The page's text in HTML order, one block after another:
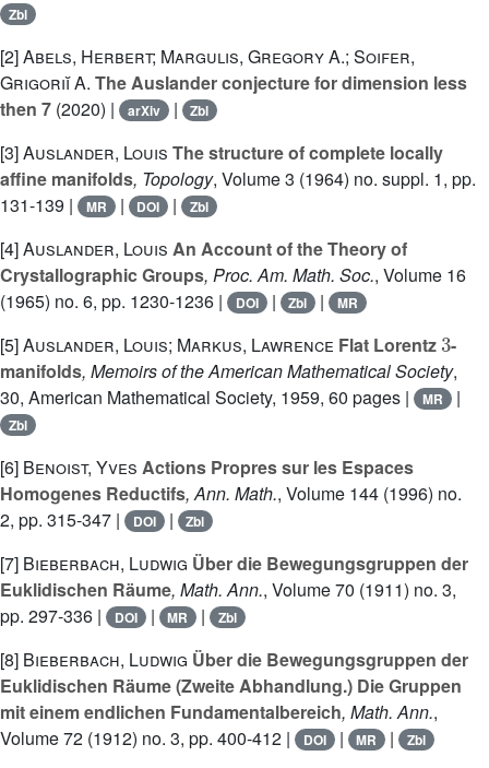
Zbl
[2]Abels, Herbert; Margulis, Gregory A.; Soifer,
Grigoriĭ A. The Auslander conjecture for dimension less
then 7 (2020) | arXiv | Zbl
[3]Auslander, Louis The structure of complete locally
affine manifolds, Topology, Volume 3 (1964) no. suppl. 1, pp.
131-139 |
MR | DOI | Zbl
[4]Auslander, Louis An Account of the Theory of
Crystallographic Groups, Proc. Am. Math. Soc., Volume 16
(1965) no. 6, pp. 1230-1236 |
DOI | Zbl | MR
[5]Auslander, Louis; Markus, Lawrence Flat Lorentz -
manifolds, Memoirs of the American Mathematical Society,
30, American Mathematical Society, 1959, 60 pages | MR |
Zbl
[6] Benoist, Yves Actions Propres sur les Espaces
Homogenes Reductifs, Ann. Math., Volume 144 (1996) no.
2, pp. 315-347 |
DOI | Zbl
[7] Bieberbach, Ludwig Über die Bewegungsgruppen der
Euklidischen Räume, Math. Ann., Volume 70 (1911) no. 3,
pp. 297-336 |
DOI | MR | Zbl
[8] Bieberbach, Ludwig Über die Bewegungsgruppen der
Euklidischen Räume (Zweite Abhandlung.) Die Gruppen
mit einem endlichen Fundamentalbereich, Math. Ann.,
Volume 72 (1912) no. 3, pp. 400-412 | DOI | MR | Zbl